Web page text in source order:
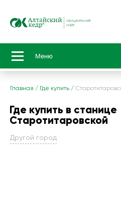
Меню
Главная / Где купить /
Где купить в станице
Старотитаровской
Другой город